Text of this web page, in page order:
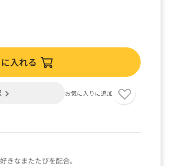
入れる
お気に入りに追加
きなまたたびを配合。